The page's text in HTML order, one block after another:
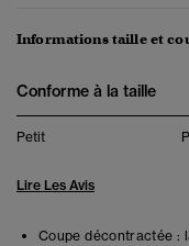
Informations taille et
Conforme à la taille
Petit
Lire Les Avis
Coupe décontractée :